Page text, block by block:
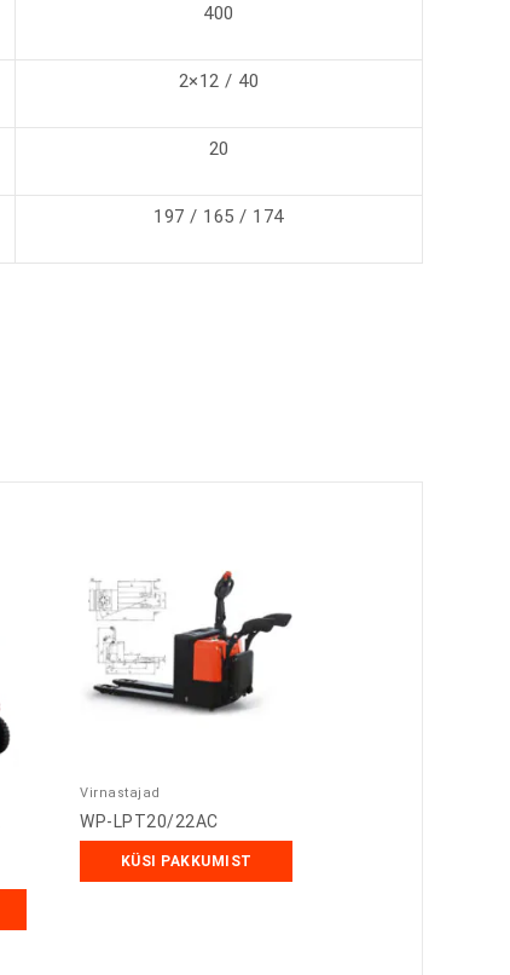
400
2×12 / 40
20
197 / 165 / 174
Virnastajad
WP-LPT20/22AC
KÜSI PAKKUMIST